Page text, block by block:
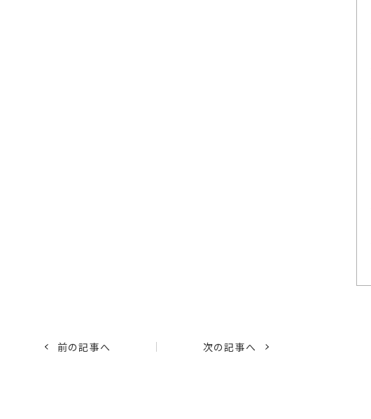
前の記事へ 次の記事へ